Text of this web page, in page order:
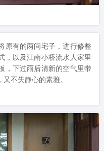
原有的两间宅子，进行修整
，以及江南小桥流水人家里
，下过雨后清新的空气里带
不失静心的素雅。